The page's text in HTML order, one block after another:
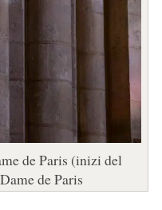
de Paris (inizi del
de Paris